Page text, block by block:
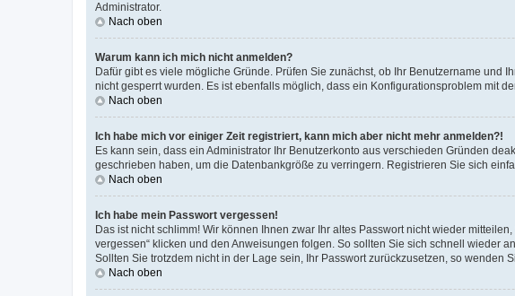
Administrator.
Nach oben
Warum kann ich mich nicht anmelden?
Dafür gibt es viele mögliche Gründe. Prüfen Sie zunächst, ob Ihr Benutzername und
nicht gesperrt wurden. Es ist ebenfalls möglich, dass ein Konfigurationsproblem mit
Nach oben
Ich habe mich vor einiger Zeit registriert, kann mich aber nicht mehr anmelden?!
Es kann sein, dass ein Administrator Ihr Benutzerkonto aus verschieden Gründen
geschrieben haben, um die Datenbankgröße zu verringern. Registrieren Sie sich
Nach oben
Ich habe mein Passwort vergessen!
Das ist nicht schlimm! Wir können Ihnen zwar Ihr altes Passwort nicht wieder
vergessen“ klicken und den Anweisungen folgen. So sollten Sie sich schnell wieder
Sollten Sie trotzdem nicht in der Lage sein, Ihr Passwort zurückzusetzen, so wenden
Nach oben